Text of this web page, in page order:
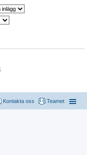
Teamet
Kontakta oss